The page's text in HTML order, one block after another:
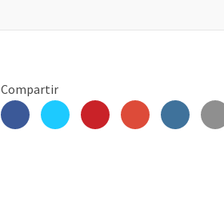
Compartir